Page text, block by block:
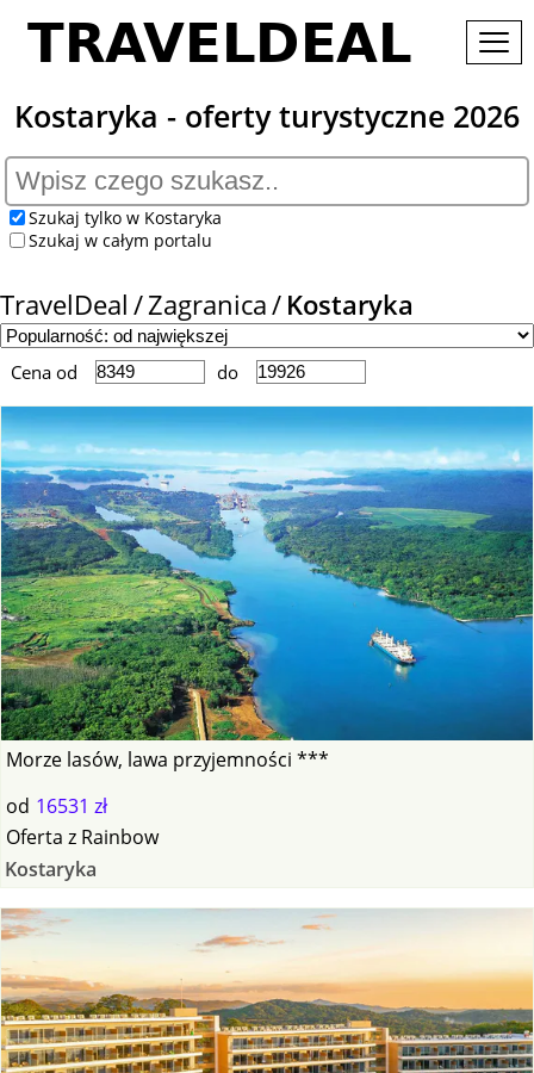
Kostaryka - oferty turystyczne 2026
Szukaj tylko w Kostaryka
Szukaj w całym portalu
TravelDeal Zagranica Kostaryka
Cena od do
Morze lasów, lawa przyjemności ***
od 16531 zł
Oferta z Rainbow
Kostaryka